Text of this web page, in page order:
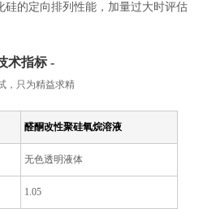
硅的定向排列性能，加量过大时评估
术指标 -
，只为精益求精
醛酮改性聚硅氧烷溶液
无色透明液体
1.05